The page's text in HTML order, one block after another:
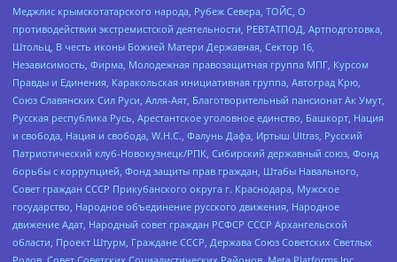
Меджлис крымскотатарского народа, Рубеж Севера, ТОЙС, О
противодействии экстремистской деятельности, РЕВТАТПОД, Артподготовка,
Штольц, В честь иконы Божией Матери Державная, Сектор 16,
Независимость, Фирма, Молодежная правозащитная группа МПГ, Курсом
Правды и Единения, Каракольская инициативная группа, Автоград Крю,
Союз Славянских Сил Руси, Алля-Аят, Благотворительный пансионат Ак Умут,
Русская республика Русь, Арестантское уголовное единство, Башкорт, Нация
и свобода, Нация и свобода, W.H.С., Фалунь Дафа, Иртыш Ultras, Русский
Патриотический клуб-Новокузнецк/РПК, Сибирский державный союз, Фонд
борьбы с коррупцией, Фонд защиты прав граждан, Штабы Навального,
Совет граждан СССР Прикубанского округа г. Краснодара, Мужское
государство, Народное объединение русского движения, Народное
движение Адат, Народный совет граждан РСФСР СССР Архангельской
области, Проект Штурм, Граждане СССР, Держава Союз Советских Светлых